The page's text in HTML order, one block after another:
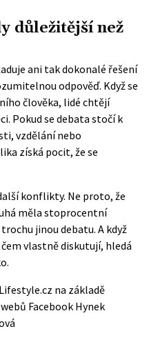
důležitější než
ani tak dokonalé řešení
odpověď. Když se
člověka, lidé chtějí
Pokud se debata stočí k
vzdělání nebo
získá pocit, že se
konflikty. Ne proto, že
měla stoprocentní
jinou debatu. A když
vlastně diskutují, hledá
na základě
Facebook Hynek